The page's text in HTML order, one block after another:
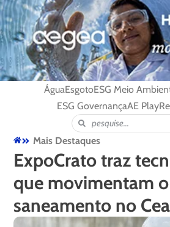
ÁguaEsgotoESG Meio
ESG GovernançaAE Play
Mais Destaques
ExpoCrato traz
que movimentam o
saneamento no